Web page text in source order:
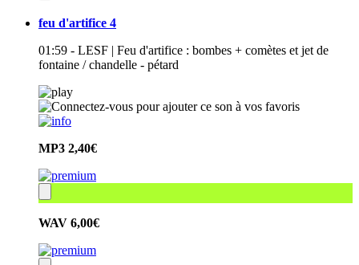
feu d'artifice 4
01:59 - LESF | Feu d'artifice : bombes + comètes et jet de
fontaine / chandelle - pétard
MP3 2,40€
WAV 6,00€